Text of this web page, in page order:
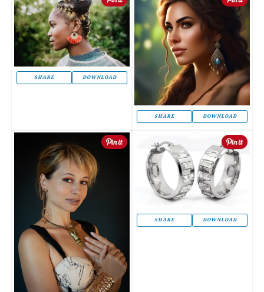
SHARE DOWNLOAD
SHARE DOWNLOAD
SHARE DOWNLOAD